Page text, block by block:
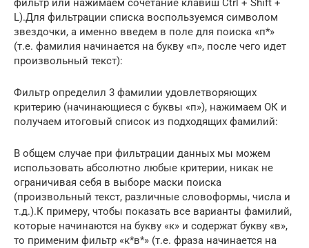
фильтр или нажимаем сочетание клавиш Ctrl + Shift +
L).Для фильтрации списка воспользуемся символом
звездочки, а именно введем в поле для поиска «п*»
(т.е. фамилия начинается на букву «п», после чего идет
произвольный текст):
Фильтр определил 3 фамилии удовлетворяющих
критерию (начинающиеся с буквы «п»), нажимаем ОК и
получаем итоговый список из подходящих фамилий:
В общем случае при фильтрации данных мы можем
использовать абсолютно любые критерии, никак не
ограничивая себя в выборе маски поиска
(произвольный текст, различные словоформы, числа и
т.д.).К примеру, чтобы показать все варианты фамилий,
которые начинаются на букву «к» и содержат букву «в»,
то применим фильтр «к*в*» (т.е. фраза начинается на